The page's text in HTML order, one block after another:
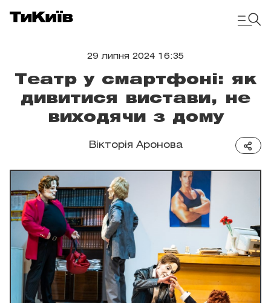
29 липня 2024 16:35
Театр у смартфоні: як
дивитися вистави, не
виходячи з дому
Вікторія Аронова